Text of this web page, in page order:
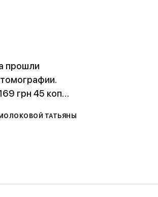
прошли
грн 45 коп…
ТАТЬЯНЫ